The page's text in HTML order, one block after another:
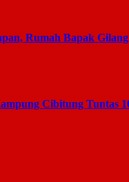
Rumah Bapak
Cibitung Tuntas